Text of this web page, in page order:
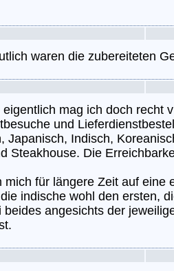
waren die zubereiteten
eigentlich mag ich doch recht
und
Japanisch, Indisch,
Steakhouse. Die
mich für längere Zeit auf eine
indische wohl den ersten,
beides angesichts der